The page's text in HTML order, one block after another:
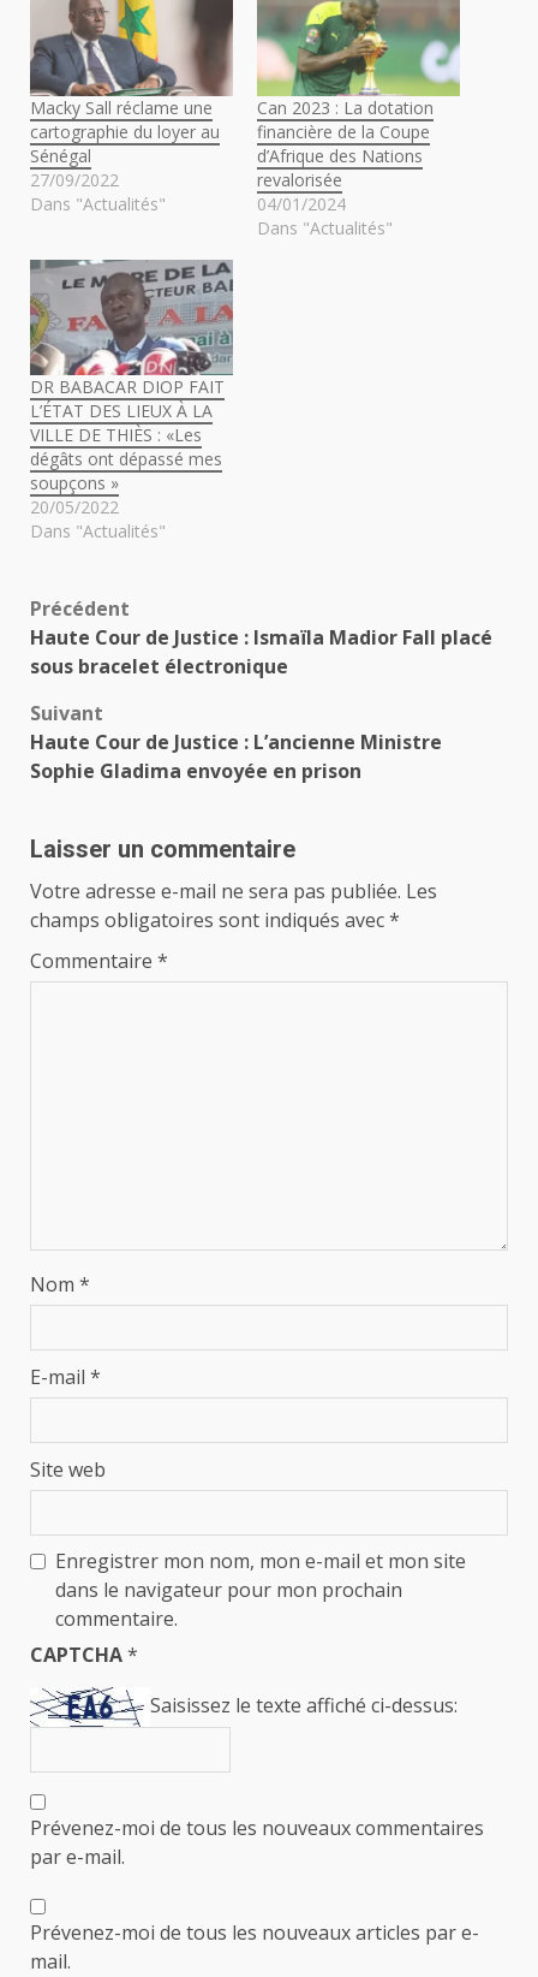
Macky Sall réclame une
cartographie du loyer au
Sénégal
27/09/2022
Dans "Actualités"
Can 2023 : La dotation
financière de la Coupe
d’Afrique des Nations
revalorisée
04/01/2024
Dans "Actualités"
DR BABACAR DIOP FAIT
L’ÉTAT DES LIEUX À LA
VILLE DE THIÈS : «Les
dégâts ont dépassé mes
soupçons »
20/05/2022
Dans "Actualités"
Navigation
d’article
Précédent
Haute Cour de Justice : Ismaïla Madior Fall placé
sous bracelet électronique
Suivant
Haute Cour de Justice : L’ancienne Ministre
Sophie Gladima envoyée en prison
Laisser un commentaire
Votre adresse e-mail ne sera pas publiée. Les
champs obligatoires sont indiqués avec*
Commentaire *
Nom *
E-mail *
Site web
Enregistrer mon nom, mon e-mail et mon site
dans le navigateur pour mon prochain
commentaire.
CAPTCHA*
Saisissez le texte affiché ci-dessus:
Prévenez-moi de tous les nouveaux commentaires
par e-mail.
Prévenez-moi de tous les nouveaux articles par e-
mail.